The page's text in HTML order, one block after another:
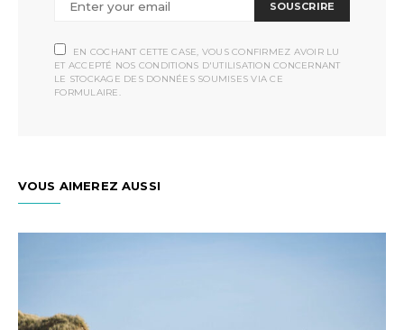
SOUSCRIRE
EN COCHANT CETTE CASE, VOUS CONFIRMEZ AVOIR LU
ET ACCEPTÉ NOS CONDITIONS D'UTILISATION CONCERNANT
LE STOCKAGE DES DONNÉES SOUMISES VIA CE
FORMULAIRE.
VOUS AIMEREZ AUSSI